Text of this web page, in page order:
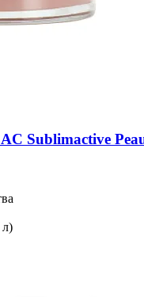
Sublimactive
л)